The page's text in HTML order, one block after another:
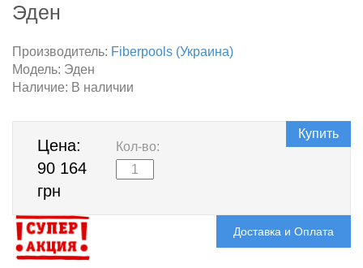
Эден
Производитель: Fiberpools (Украина)
Модель: Эден
Наличие: В наличии
Цена:
90 164
грн
Кол-во:
Купить
Доставка и Оплата